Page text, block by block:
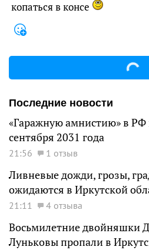
копаться в консе
Последние новости
«Гаражную амнистию» в РФ
сентября 2031 года
21:56 1 отзыв
Ливневые дожди, грозы,
ожидаются в Иркутской
21:11 4 отзыва
Восьмилетние двойняшки
Луньковы пропали в